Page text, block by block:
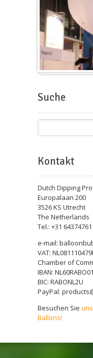
Suche
Kontakt
Dutch Dipping
Europalaan 200
3526 KS Utrecht
The Netherlands
Tel.: +31
e-mail:
VAT:
Chamber of
IBAN:
BIC: RABONL2U
PayPal:
Besuchen Sie
Ballons!